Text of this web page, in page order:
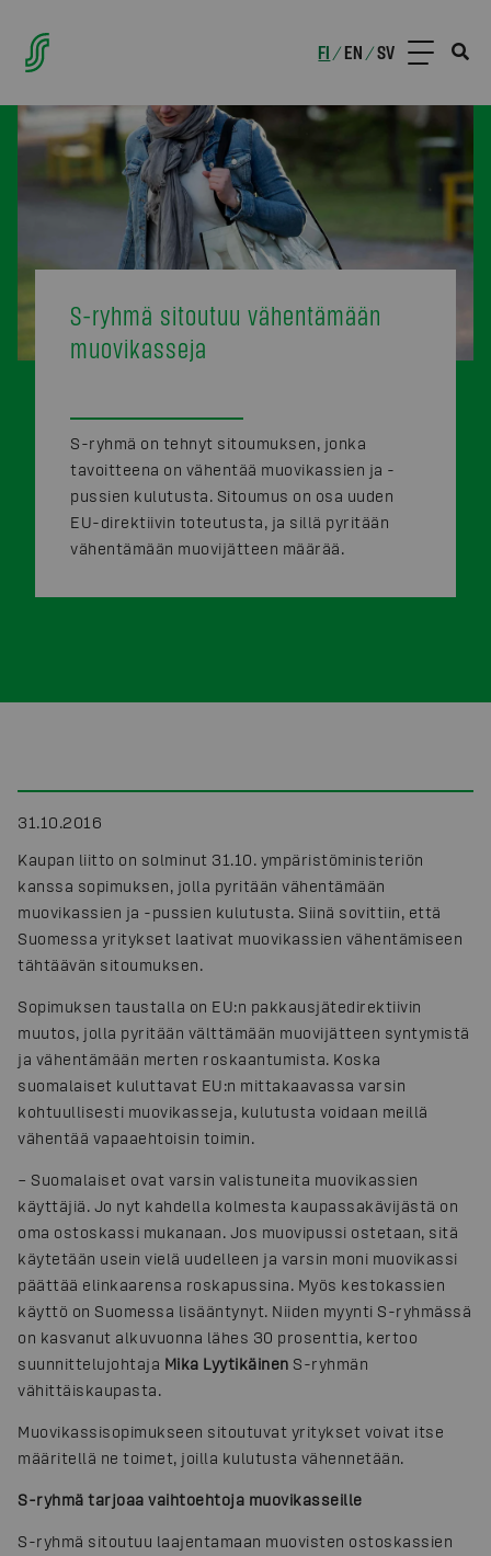
FI /EN /SV
S-ryhmä sitoutuu vähentämään
muovikasseja
S-ryhmä on tehnyt sitoumuksen, jonka
tavoitteena on vähentää muovikassien ja -
pussien kulutusta. Sitoumus on osa uuden
EU-direktiivin toteutusta, ja sillä pyritään
vähentämään muovijätteen määrää.
31.10.2016
Kaupan liitto on solminut 31.10. ympäristöministeriön
kanssa sopimuksen, jolla pyritään vähentämään
muovikassien ja -pussien kulutusta. Siinä sovittiin, että
Suomessa yritykset laativat muovikassien vähentämiseen
tähtäävän sitoumuksen.
Sopimuksen taustalla on EU:n pakkausjätedirektiivin
muutos, jolla pyritään välttämään muovijätteen syntymistä
ja vähentämään merten roskaantumista. Koska
suomalaiset kuluttavat EU:n mittakaavassa varsin
kohtuullisesti muovikasseja, kulutusta voidaan meillä
vähentää vapaaehtoisin toimin.
– Suomalaiset ovat varsin valistuneita muovikassien
käyttäjiä. Jo nyt kahdella kolmesta kaupassakävijästä on
oma ostoskassi mukanaan. Jos muovipussi ostetaan, sitä
käytetään usein vielä uudelleen ja varsin moni muovikassi
päättää elinkaarensa roskapussina. Myös kestokassien
käyttö on Suomessa lisääntynyt. Niiden myynti S-ryhmässä
on kasvanut alkuvuonna lähes 30 prosenttia, kertoo
suunnittelujohtaja Mika Lyytikäinen S-ryhmän
vähittäiskaupasta.
Muovikassisopimukseen sitoutuvat yritykset voivat itse
määritellä ne toimet, joilla kulutusta vähennetään.
S-ryhmä tarjoaa vaihtoehtoja muovikasseille
S-ryhmä sitoutuu laajentamaan muovisten ostoskassien